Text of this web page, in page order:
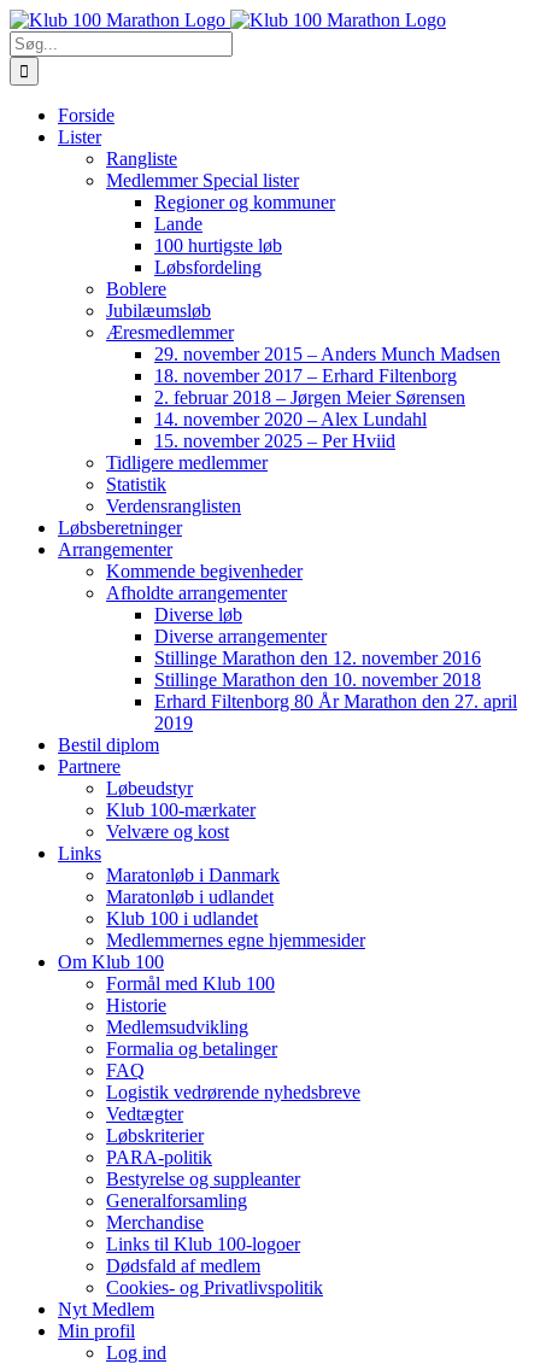
Skip
to
content
Søg
efter:
Forside
Lister
Rangliste
Medlemmer Special lister
Regioner og kommuner
Lande
100 hurtigste løb
Løbsfordeling
Boblere
Jubilæumsløb
Æresmedlemmer
29. november 2015 – Anders Munch Madsen
18. november 2017 – Erhard Filtenborg
2. februar 2018 – Jørgen Meier Sørensen
14. november 2020 – Alex Lundahl
15. november 2025 – Per Hviid
Tidligere medlemmer
Statistik
Verdensranglisten
Løbsberetninger
Arrangementer
Kommende begivenheder
Afholdte arrangementer
Diverse løb
Diverse arrangementer
Stillinge Marathon den 12. november 2016
Stillinge Marathon den 10. november 2018
Erhard Filtenborg 80 År Marathon den 27. april
2019
Bestil diplom
Partnere
Løbeudstyr
Klub 100-mærkater
Velvære og kost
Links
Maratonløb i Danmark
Maratonløb i udlandet
Klub 100 i udlandet
Medlemmernes egne hjemmesider
Om Klub 100
Formål med Klub 100
Historie
Medlemsudvikling
Formalia og betalinger
FAQ
Logistik vedrørende nyhedsbreve
Vedtægter
Løbskriterier
PARA-politik
Bestyrelse og suppleanter
Generalforsamling
Merchandise
Links til Klub 100-logoer
Dødsfald af medlem
Cookies- og Privatlivspolitik
Nyt Medlem
Min profil
Log ind